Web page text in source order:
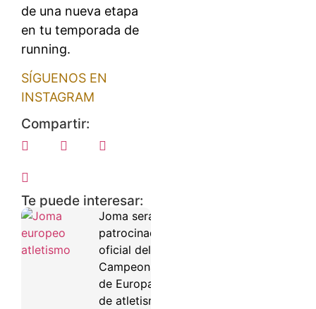
de una nueva etapa
en tu temporada de
running.
SÍGUENOS EN
INSTAGRAM
Compartir:
Te puede interesar:
Joma será
patrocinador
oficial del
Campeonato
de Europa
de atletismo